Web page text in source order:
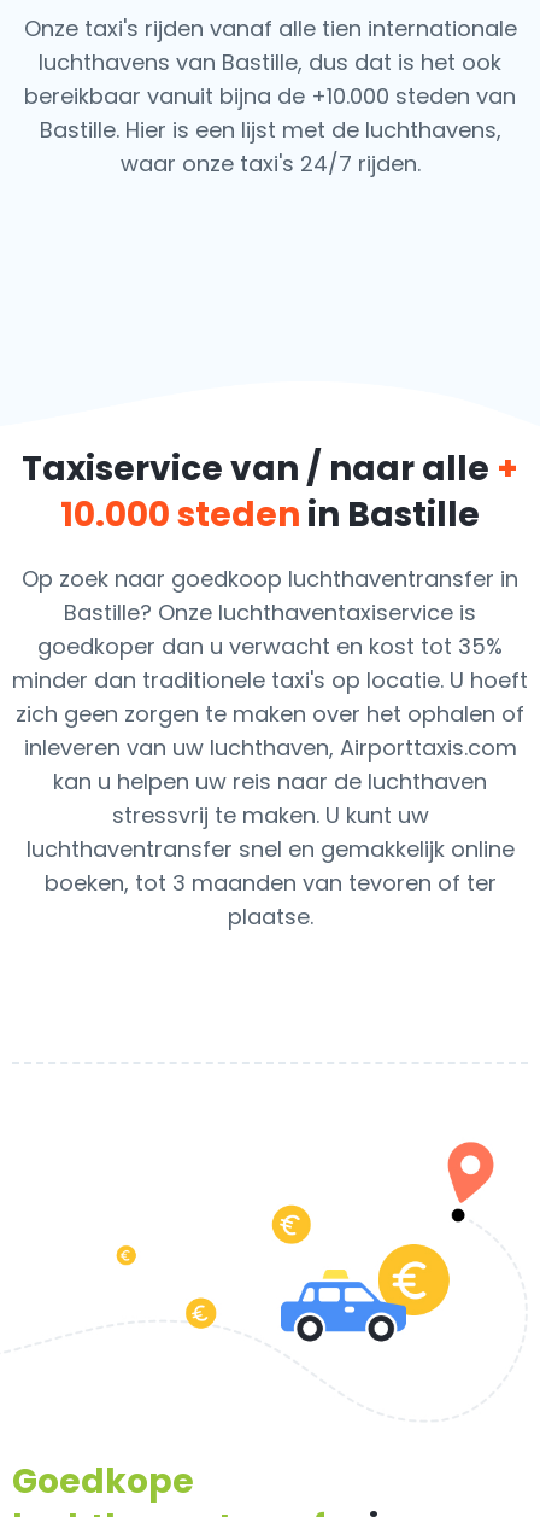
Onze taxi's rijden vanaf alle tien internationale
luchthavens van Bastille, dus dat is het ook
bereikbaar vanuit bijna de +10.000 steden van
Bastille. Hier is een lijst met de luchthavens,
waar onze taxi's 24/7 rijden.
Taxiservice van / naar alle +
10.000 steden in Bastille
Op zoek naar goedkoop luchthaventransfer in
Bastille? Onze luchthaventaxiservice is
goedkoper dan u verwacht en kost tot 35%
minder dan traditionele taxi's op locatie. U hoeft
zich geen zorgen te maken over het ophalen of
inleveren van uw luchthaven, Airporttaxis.com
kan u helpen uw reis naar de luchthaven
stressvrij te maken. U kunt uw
luchthaventransfer snel en gemakkelijk online
boeken, tot 3 maanden van tevoren of ter
plaatse.
Goedkope